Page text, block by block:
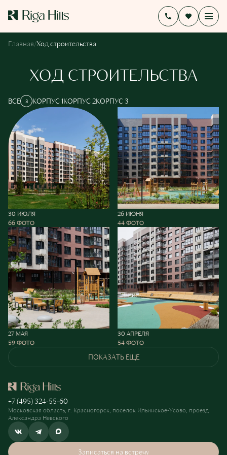
Главная/Ход строительства
ХОД СТРОИТЕЛЬСТВА
ВСЕ 3 КОРПУС 1КОРПУС 2КОРПУС 3
30 ИЮЛЯ
66 ФОТО
26 ИЮНЯ
44 ФОТО
27 МАЯ
59 ФОТО
30 АПРЕЛЯ
54 ФОТО
ПОКАЗАТЬ ЕЩЕ
+7 (495) 324-55-60
Московская область, г. Красногорск, поселок Ильинское-Усово, проезд
Александра Невского
Записаться на встречу